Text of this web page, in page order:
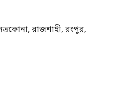
রাজশাহী, রংপুর,